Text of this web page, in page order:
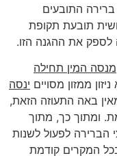
התובעים
תובעת תקופת
לספק את ההגנה הזו.
מנסה המין תחילה
ממזון מסויים ינסה
באה התעוזה הזאת,
ומתוך כך, מתוך
הברירה לפעול לשנות
המקרים קודמת